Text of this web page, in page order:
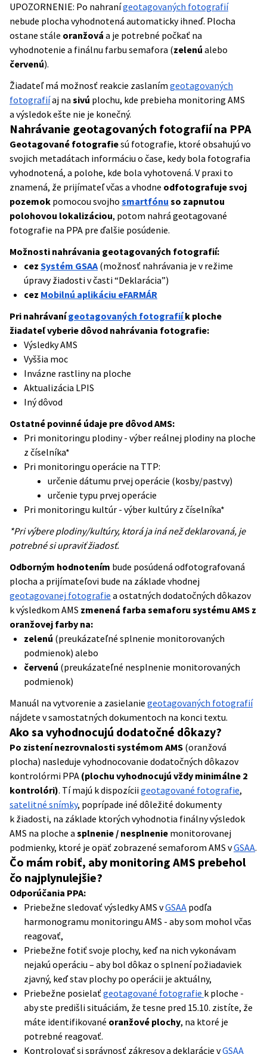
UPOZORNENIE: Po nahranígeotagovaných fotografií
nebude plocha vyhodnotená automaticky ihneď. Plocha
ostane stále oranžová a je potrebné počkať na
vyhodnotenie a finálnu farbu semafora (zelenú alebo
červenú).
Žiadateľ má možnosť reakcie zaslaním geotagovaných
fotografiíaj na sivú plochu, kde prebieha monitoring AMS
a výsledok ešte nie je konečný.
Nahrávanie geotagovaných fotografií na PPA
Geotagované fotografiesú fotografie, ktoré obsahujú vo
svojich metadátach informáciu o čase, kedy bola fotografia
vyhodnotená, a polohe, kde bola vyhotovená. V praxi to
znamená, že prijímateľ včas a vhodne odfotografuje svoj
pozemok pomocou svojho smartfónu so zapnutou
polohovou lokalizáciou, potom nahrá geotagované
fotografie na PPA pre ďalšie posúdenie.
Možnosti nahrávania geotagovaných fotografií:
cez Systém GSAA (možnosť nahrávania je v režime
úpravy žiadosti v časti “Deklarácia”)
cez Mobilnú aplikáciu eFARMÁR
Pri nahrávanígeotagovaných fotografiík ploche
žiadateľ vyberie dôvod nahrávania fotografie:
Výsledky AMS
Vyššia moc
Invázne rastliny na ploche
Aktualizácia LPIS
Iný dôvod
Ostatné povinné údaje pre dôvod AMS:
Pri monitoringu plodiny - výber reálnej plodiny na ploche
z číselníka*
Pri monitoringu operácie na TTP:
určenie dátumu prvej operácie (kosby/pastvy)
určenie typu prvej operácie
Pri monitoringu kultúr - výber kultúry z číselníka*
*Pri výbere plodiny/kultúry, ktorá ja iná než deklarovaná, je
potrebné si upraviť žiadosť.
Odborným hodnotením bude posúdená odfotografovaná
plocha a prijímateľovi bude na základe vhodnej
geotagovanej fotografie a ostatných dodatočných dôkazov
k výsledkom AMS zmenená farba semaforu systému AMS z
oranžovej farby na:
zelenú (preukázateľné splnenie monitorovaných
podmienok) alebo
červenú (preukázateľné nesplnenie monitorovaných
podmienok)
Manuál na vytvorenie a zasielanie geotagovaných fotografií
nájdete v samostatných dokumentoch na konci textu.
Ako sa vyhodnocujú dodatočné dôkazy?
Po zistení nezrovnalosti systémom AMS (oranžová
plocha) nasleduje vyhodnocovanie dodatočných dôkazov
kontrolórmi PPA (plochu vyhodnocujú vždy minimálne 2
kontrolóri). Tí majú k dispozíciigeotagované fotografie,
satelitné snímky, poprípade iné dôležité dokumenty
k žiadosti, na základe ktorých vyhodnotia finálny výsledok
AMS na ploche a splnenie / nesplnenie monitorovanej
podmienky, ktoré je opäť zobrazené semaforom AMS vGSAA.
Čo mám robiť, aby monitoring AMS prebehol
čo najplynulejšie?
Odporúčania PPA:
Priebežne sledovať výsledky AMS vGSAA podľa
harmonogramu monitoringu AMS - aby som mohol včas
reagovať,
Priebežne fotiť svoje plochy, keď na nich vykonávam
nejakú operáciu – aby bol dôkaz o splnení požiadaviek
zjavný, keď stav plochy po operácii je aktuálny,
Priebežne posielaťgeotagované fotografie k ploche -
aby ste predišli situáciám, že tesne pred 15.10. zistíte, že
máte identifikované oranžové plochy, na ktoré je
potrebné reagovať.
Kontrolovať si správnosť zákresov a deklarácie vGSAA